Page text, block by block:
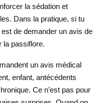
la sédation et
Dans la pratique, si tu
de demander un avis de
la passiflore.
un avis médical
enfant, antécédents
Ce n’est pas pour